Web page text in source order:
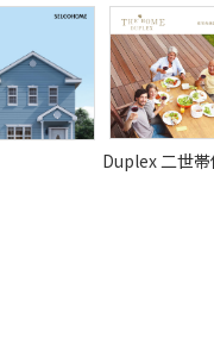
Duplex 二世